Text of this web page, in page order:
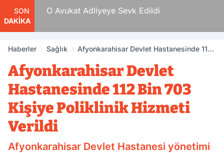
SON
DAKİKA
O Avukat Adliyeye Sevk Edildi
Haberler Sağlık
Afyonkarahisar Devlet Hastanesinde 112
Afyonkarahisar Devlet
Hastanesinde 112 Bin 703
Kişiye Poliklinik Hizmeti
Verildi
Afyonkarahisar Devlet Hastanesi yönetimi